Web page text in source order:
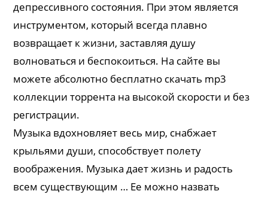
депрессивного состояния. При этом является
инструментом, который всегда плавно
возвращает к жизни, заставляя душу
волноваться и беспокоиться. На сайте вы
можете абсолютно бесплатно скачать mp3
коллекции торрента на высокой скорости и без
регистрации.
Музыка вдохновляет весь мир, снабжает
крыльями души, способствует полету
воображения. Музыка дает жизнь и радость
всем существующим … Ее можно назвать